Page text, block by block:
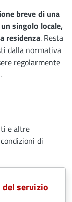
breve di una
singolo locale,
residenza. Resta
dalla normativa
regolarmente
e altre
di
servizio